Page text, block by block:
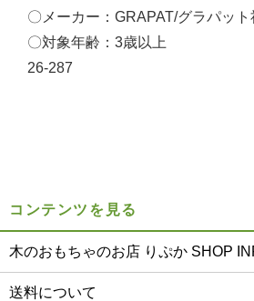
〇メーカー：GRAPAT/グラパット
〇対象年齢：3歳以上
26-287
コンテンツを見る
木のおもちゃのお店 りぷか SHOP
送料について